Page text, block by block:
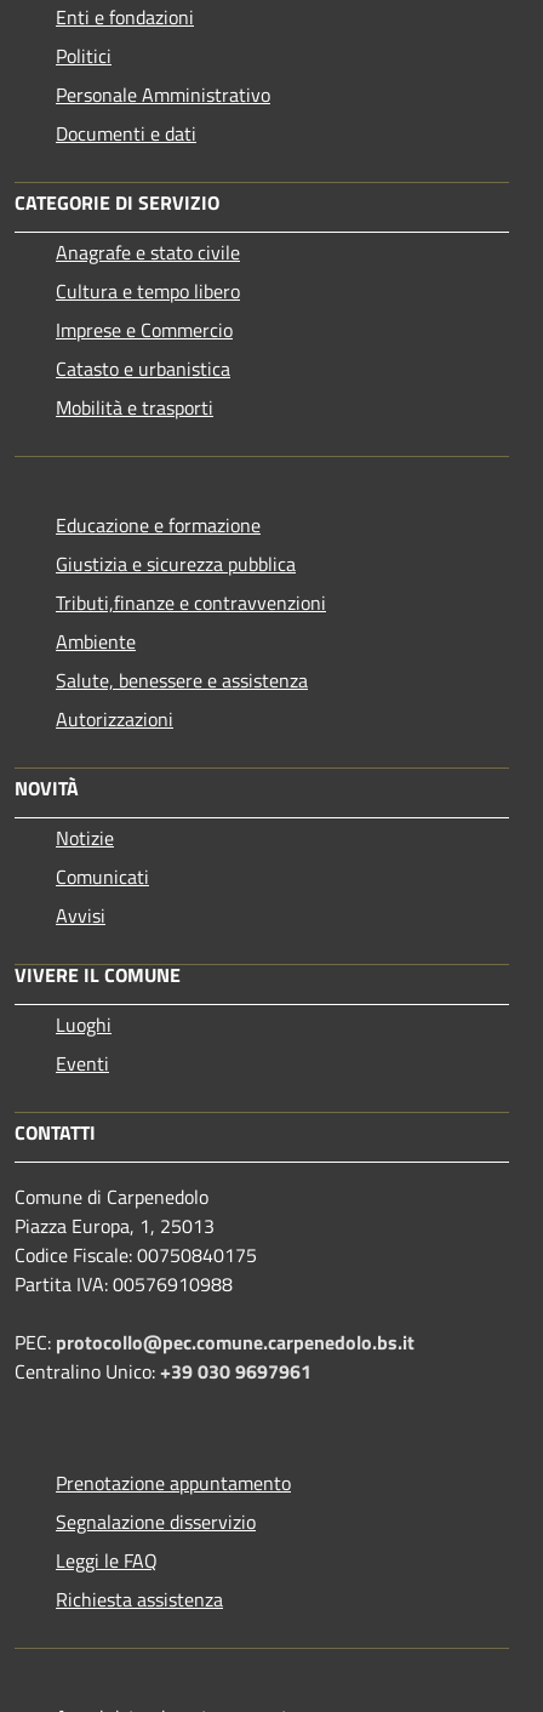
Enti e fondazioni
Politici
Personale Amministrativo
Documenti e dati
CATEGORIE DI SERVIZIO
Anagrafe e stato civile
Cultura e tempo libero
Imprese e Commercio
Catasto e urbanistica
Mobilità e trasporti
Educazione e formazione
Giustizia e sicurezza pubblica
Tributi,finanze e contravvenzioni
Ambiente
Salute, benessere e assistenza
Autorizzazioni
NOVITÀ
Notizie
Comunicati
Avvisi
VIVERE IL COMUNE
Luoghi
Eventi
CONTATTI
Comune di Carpenedolo
Piazza Europa, 1, 25013
Codice Fiscale: 00750840175
Partita IVA: 00576910988
PEC: protocollo@pec.comune.carpenedolo.bs.it
Centralino Unico:+39 030 9697961
Prenotazione appuntamento
Segnalazione disservizio
Leggi le FAQ
Richiesta assistenza